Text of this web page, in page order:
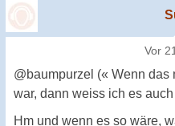
Vor
@baumpurzel (« Wenn
war, dann weiss ich es
Hm und wenn es so wäre,